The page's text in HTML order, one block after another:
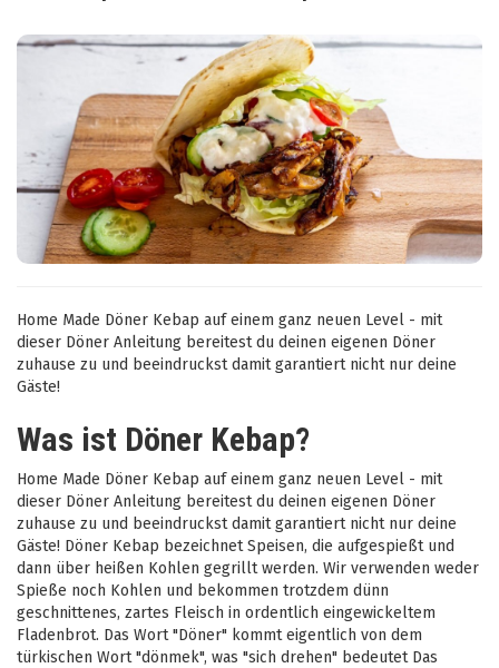
Home Made Döner Kebap auf einem ganz neuen Level - mit
dieser Döner Anleitung bereitest du deinen eigenen Döner
zuhause zu und beeindruckst damit garantiert nicht nur deine
Gäste!
Was ist Döner Kebap?
Home Made Döner Kebap auf einem ganz neuen Level - mit
dieser Döner Anleitung bereitest du deinen eigenen Döner
zuhause zu und beeindruckst damit garantiert nicht nur deine
Gäste! Döner Kebap bezeichnet Speisen, die aufgespießt und
dann über heißen Kohlen gegrillt werden. Wir verwenden weder
Spieße noch Kohlen und bekommen trotzdem dünn
geschnittenes, zartes Fleisch in ordentlich eingewickeltem
Fladenbrot. Das Wort "Döner" kommt eigentlich von dem
türkischen Wort "dönmek", was "sich drehen" bedeutet Das